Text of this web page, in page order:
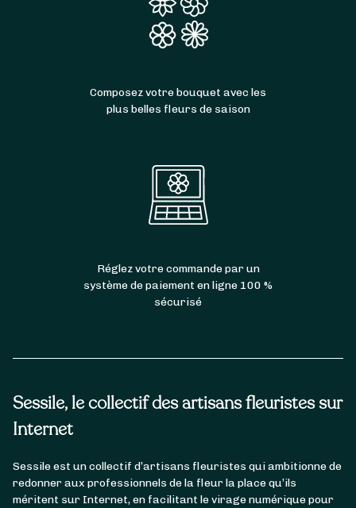
Sessile, le collectif des artisans fleuristes sur
Internet
Sessile est un collectif d’artisans fleuristes qui ambitionne de
redonner aux professionnels de la fleur la place qu’ils
méritent sur Internet, en facilitant le virage numérique pour
Composez votre bouquet avec les
plus belles fleurs de saison
Réglez votre commande par un
système de paiement en ligne 100 %
sécurisé